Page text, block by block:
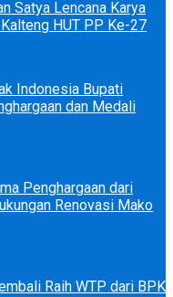
Satya Lencana Karya
HUT PP Ke-27
Indonesia Bupati
dan Medali
Penghargaan dari
Renovasi Mako
Raih WTP dari BPK